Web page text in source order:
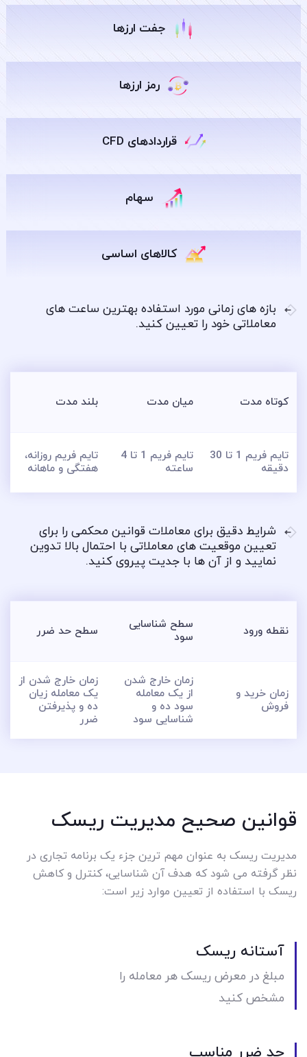
جفت ارزها
رمز ارزها
قراردادهای CFD
سهام
کالاهای اساسی
بازه های زمانی مورد استفاده بهترین ساعت های
معاملاتی خود را تعیین کنید.
کوتاه مدت میان مدت بلند مدت
تایم فریم 1 تا 30
دقیقه
تایم فریم 1 تا 4
ساعته
تایم فریم روزانه،
هفتگی و ماهانه
شرایط دقیق برای معاملات قوانین محکمی را برای
تعیین موقعیت های معاملاتی با احتمال بالا تدوین
نمایید و از آن ها با جدیت پیروی کنید.
نقطه ورود
سطح شناسایی
سود
سطح حد ضرر
زمان خرید و
فروش
زمان خارج شدن
از یک معامله
سود ده و
شناسایی سود
زمان خارج شدن از
یک معامله زیان
ده و پذیرفتن
ضرر
قوانین صحیح مدیریت ریسک
مدیریت ریسک به عنوان مهم ترین جزء یک برنامه تجاری در
نظر گرفته می شود که هدف آن شناسایی، کنترل و کاهش
ریسک با استفاده از تعیین موارد زیر است:
آستانه ریسک
مبلغ در معرض ریسک هر معامله را
مشخص کنید